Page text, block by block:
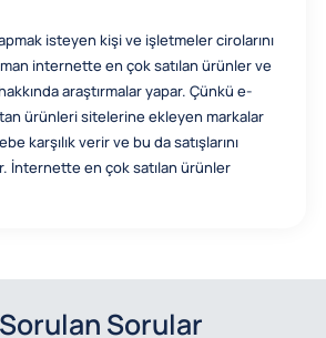
isteyen kişi ve işletmeler cirolarını
internette en çok satılan ürünler ve
araştırmalar yapar. Çünkü e-
ürünleri sitelerine ekleyen markalar
karşılık verir ve bu da satışlarını
İnternette en çok satılan ürünler
Sorulan Sorular